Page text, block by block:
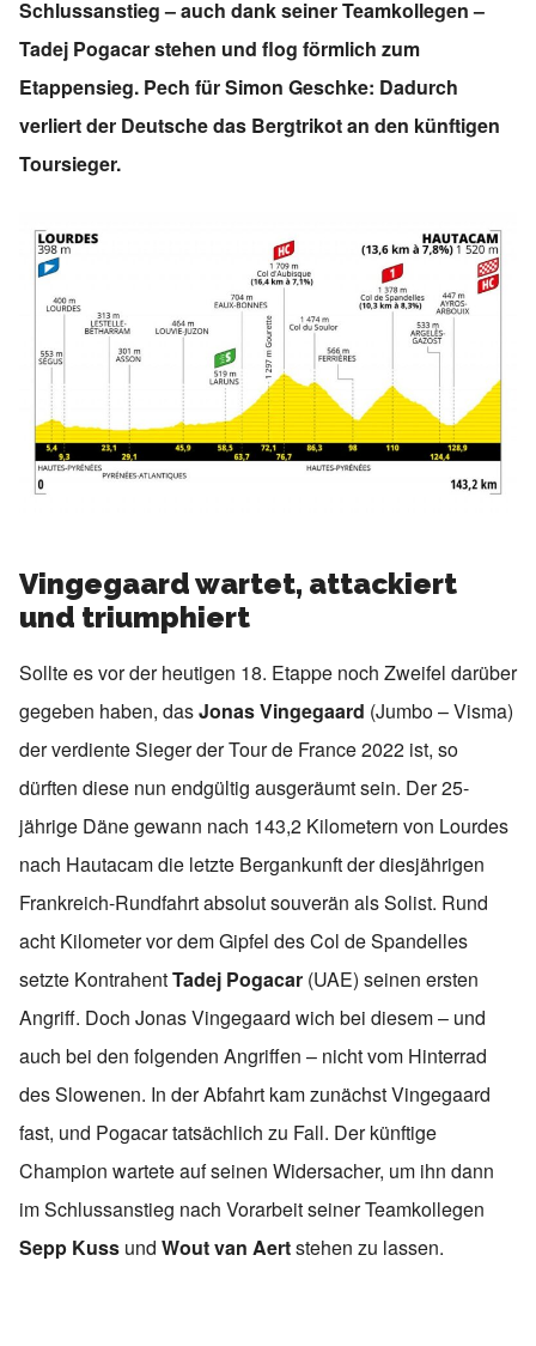
Schlussanstieg – auch dank seiner Teamkollegen –
Tadej Pogacar stehen und flog förmlich zum
Etappensieg. Pech für Simon Geschke: Dadurch
verliert der Deutsche das Bergtrikot an den künftigen
Toursieger.
Vingegaard wartet, attackiert
und triumphiert
Sollte es vor der heutigen 18. Etappe noch Zweifel darüber
gegeben haben, dasJonas Vingegaard (Jumbo – Visma)
der verdiente Sieger der Tour de France 2022 ist, so
dürften diese nun endgültig ausgeräumt sein. Der 25-
jährige Däne gewann nach 143,2 Kilometern von Lourdes
nach Hautacam die letzte Bergankunft der diesjährigen
Frankreich-Rundfahrt absolut souverän als Solist. Rund
acht Kilometer vor dem Gipfel des Col de Spandelles
setzte KontrahentTadej Pogacar (UAE) seinen ersten
Angriff. Doch Jonas Vingegaard wich bei diesem – und
auch bei den folgenden Angriffen – nicht vom Hinterrad
des Slowenen. In der Abfahrt kam zunächst Vingegaard
fast, und Pogacar tatsächlich zu Fall. Der künftige
Champion wartete auf seinen Widersacher, um ihn dann
im Schlussanstieg nach Vorarbeit seiner Teamkollegen
Sepp Kuss und Wout van Aertstehen zu lassen.